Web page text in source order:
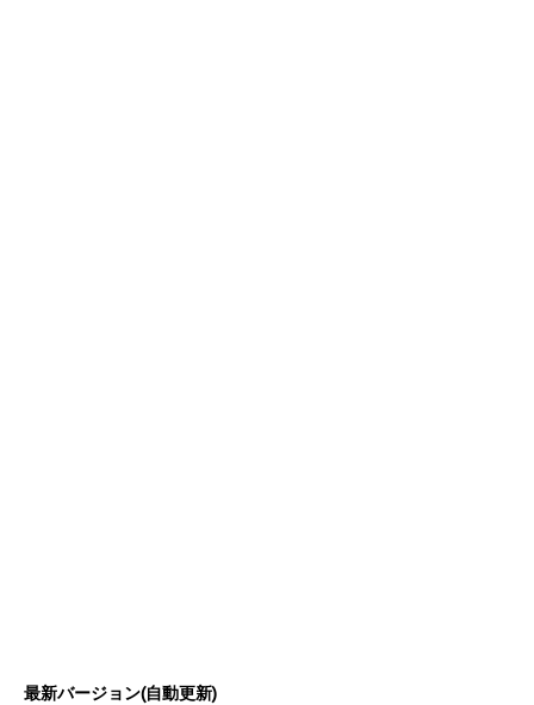
最新バージョン(自動更新)